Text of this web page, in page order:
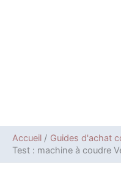
Accueil
Guides d'achat
Test : machine à coudre